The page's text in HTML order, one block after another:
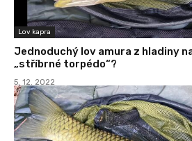
Lov kapra
Jednoduchý lov amura z hladiny
„stříbrné torpédo“?
5. 12. 2022